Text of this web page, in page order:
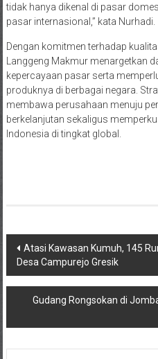
tidak hanya dikenal di pasar
pasar internasional,” kata Nurhadi.
Dengan komitmen terhadap
Langgeng Makmur menargetkan
kepercayaan pasar serta
produknya di berbagai negara.
membawa perusahaan menuju
berkelanjutan sekaligus
Indonesia di tingkat global.
Navigasi
pos
Atasi Kawasan Kumuh, 145
Desa Campurejo Gresik
Gudang Rongsokan di